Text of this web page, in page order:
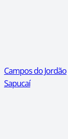
Campos do Jordão
Sapucaí